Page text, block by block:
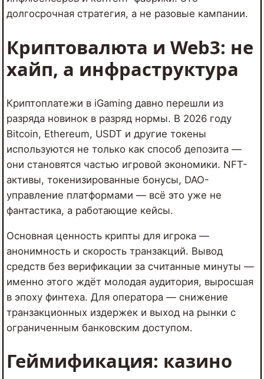
долгосрочная стратегия, а не разовые кампании.
Криптовалюта и Web3: не
хайп, а инфраструктура
Криптоплатежи в iGaming давно перешли из
разряда новинок в разряд нормы. В 2026 году
Bitcoin, Ethereum, USDT и другие токены
используются не только как способ депозита —
они становятся частью игровой экономики. NFT-
активы, токенизированные бонусы, DAO-
управление платформами — всё это уже не
фантастика, а работающие кейсы.
Основная ценность крипты для игрока —
анонимность и скорость транзакций. Вывод
средств без верификации за считанные минуты —
именно этого ждёт молодая аудитория, выросшая
в эпоху финтеха. Для оператора — снижение
транзакционных издержек и выход на рынки с
ограниченным банковским доступом.
Геймификация: казино